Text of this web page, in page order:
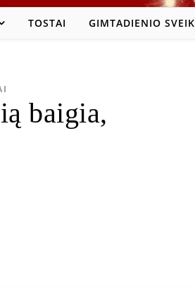
TOSTAI GIMTADIENIO
baigia,